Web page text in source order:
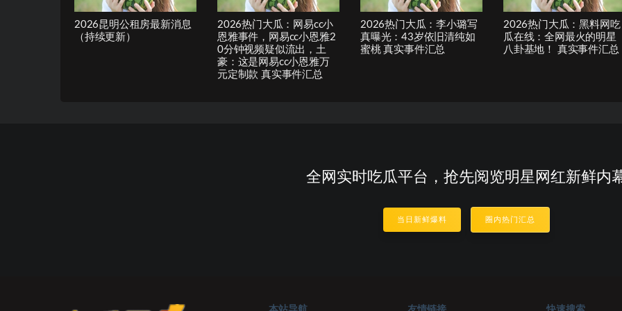
2026昆明公租房最新消息
（持续更新）
2026热门大瓜：网易cc小
恩雅事件，网易cc小恩雅2
0分钟视频疑似流出，土
豪：这是网易cc小恩雅万
元定制款 真实事件汇总
2026热门大瓜：李小璐写
真曝光：43岁依旧清纯如
蜜桃 真实事件汇总
2026热门大瓜：黑料网吃
瓜在线：全网最火的明星
八卦基地！ 真实事件汇总
全网实时吃瓜平台，抢先阅览明星网红新鲜内
当日新鲜爆料 圈内热门汇总